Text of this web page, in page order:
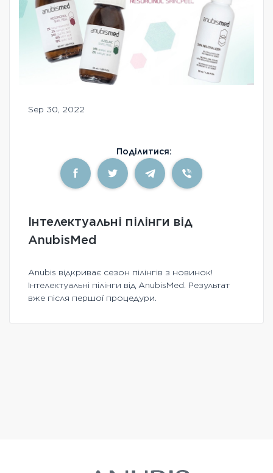
Sep 30, 2022
Поділитися:
Інтелектуальні пілінги від
AnubisMed
Аnubis відкриває сезон пілінгів з новинок!
Інтелектуальні пілінги від AnubisMed. Результат
вже після першої процедури.